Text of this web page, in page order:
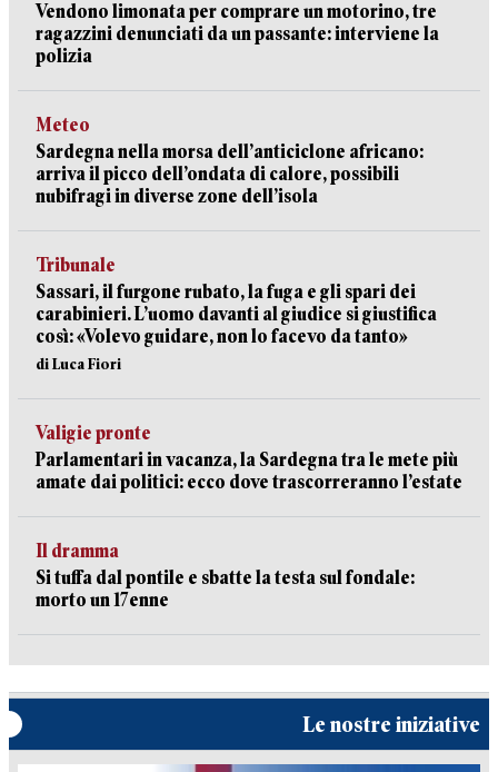
Vendono limonata per comprare un motorino, tre
ragazzini denunciati da un passante: interviene la
polizia
Meteo
Sardegna nella morsa dell’anticiclone africano:
arriva il picco dell’ondata di calore, possibili
nubifragi in diverse zone dell’isola
Tribunale
Sassari, il furgone rubato, la fuga e gli spari dei
carabinieri. L’uomo davanti al giudice si giustifica
così: «Volevo guidare, non lo facevo da tanto»
di Luca Fiori
Valigie pronte
Parlamentari in vacanza, la Sardegna tra le mete più
amate dai politici: ecco dove trascorreranno l’estate
Il dramma
Si tuffa dal pontile e sbatte la testa sul fondale:
morto un 17enne
Le nostre iniziative